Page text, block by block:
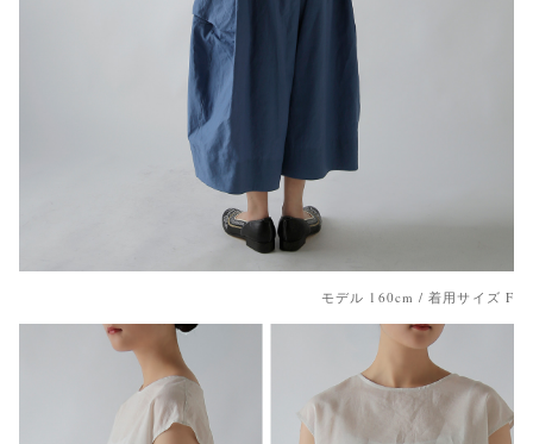
モデル 160cm / 着用サイズ F